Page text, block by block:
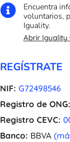

Encuentra
voluntarios,
Iguality.
Abrir Iguality
REGÍSTRATE
NIF: G72498546
Registro de ONG:
Registro CEVC:
Banco: BBVA